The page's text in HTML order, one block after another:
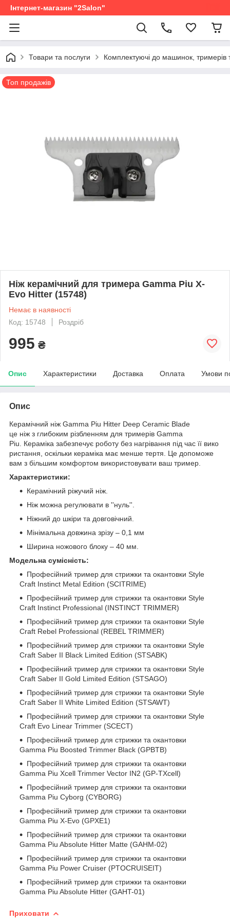
Інтернет-магазин "2Salon"
Товари та послуги Комплектуючі до машинок, тримерів
Топ продажів
Ніж керамічний для тримера Gamma Piu X-
Evo Hitter (15748)
Немає в наявності
Код: 15748
Роздріб
995 ₴
Опис Характеристики Доставка Оплата Умови
Опис
Керамічний ніж Gamma Piu Hitter Deep Ceramic Blade
це ніж з глибоким різбленням для тримерів Gamma
Piu. Кераміка забезпечує роботу без нагрівання під час її вико
ристання, оскільки кераміка має менше тертя. Це допоможе
вам з більшим комфортом використовувати ваш тример.
Характеристики:
Керамічний ріжучий ніж.
Ніж можна регулювати в ''нуль''.
Ніжний до шкіри та довговічний.
Мінімальна довжина зрізу – 0,1 мм
Ширина ножового блоку – 40 мм.
Модельна сумісність:
Професійний тример для стрижки та окантовки Style
Craft Instinct Metal Edition (SCITRIME)
Професійний тример для стрижки та окантовки Style
Craft Instinct Professional (INSTINCT TRIMMER)
Професійний тример для стрижки та окантовки Style
Craft Rebel Professional (REBEL TRIMMER)
Професійний тример для стрижки та окантовки Style
Craft Saber II Black Limited Edition (STSABK)
Професійний тример для стрижки та окантовки Style
Craft Saber II Gold Limited Edition (STSAGO)
Професійний тример для стрижки та окантовки Style
Craft Saber II White Limited Edition (STSAWT)
Професійний тример для стрижки та окантовки Style
Craft Evo Linear Trimmer (SCECT)
Професійний тример для стрижки та окантовки
Gamma Piu Boosted Trimmer Black (GPBTB)
Професійний тример для стрижки та окантовки
Gamma Piu Xcell Trimmer Vector IN2 (GP-TXcell)
Професійний тример для стрижки та окантовки
Gamma Piu Cyborg (CYBORG)
Професійний тример для стрижки та окантовки
Gamma Piu X-Evo (GPXE1)
Професійний тример для стрижки та окантовки
Gamma Piu Absolute Hitter Matte (GAHM-02)
Професійний тример для стрижки та окантовки
Gamma Piu Power Cruiser (PTOCRUISEIT)
Професійний тример для стрижки та окантовки
Gamma Piu Absolute Hitter (GAHT-01)
Приховати